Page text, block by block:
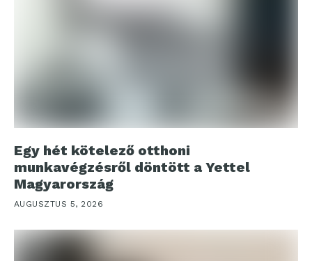
Egy hét kötelező otthoni
munkavégzésről döntött a Yettel
Magyarország
AUGUSZTUS 5, 2026